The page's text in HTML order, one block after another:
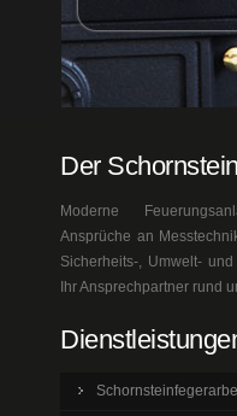
Der
Moderne
Ansprüche an
Sicherheits-, Umwelt-
Ihr Ansprechpartner rund